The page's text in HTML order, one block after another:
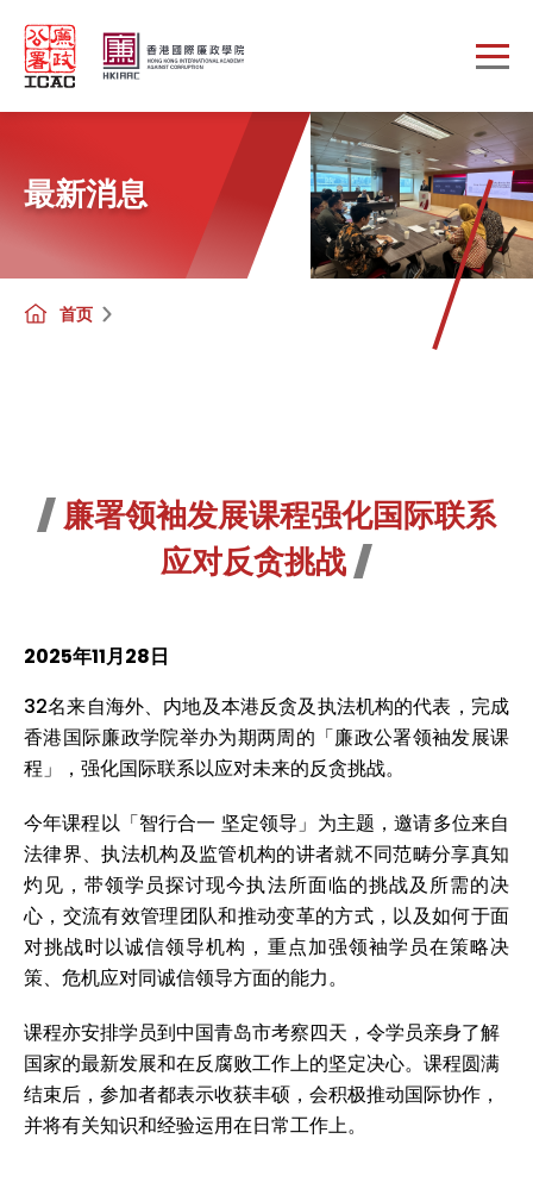
最新消息
首页
廉署领袖发展课程强化国际联系
应对反贪挑战
2025年11月28日
32名来自海外、内地及本港反贪及执法机构的代表，完成
香港国际廉政学院举办为期两周的「廉政公署领袖发展课
程」，强化国际联系以应对未来的反贪挑战。
今年课程以「智行合一 坚定领导」为主题，邀请多位来自
法律界、执法机构及监管机构的讲者就不同范畴分享真知
灼见，带领学员探讨现今执法所面临的挑战及所需的决
心，交流有效管理团队和推动变革的方式，以及如何于面
对挑战时以诚信领导机构，重点加强领袖学员在策略决
策、危机应对同诚信领导方面的能力。
课程亦安排学员到中国青岛市考察四天，令学员亲身了解
国家的最新发展和在反腐败工作上的坚定决心。课程圆满
结束后，参加者都表示收获丰硕，会积极推动国际协作，
并将有关知识和经验运用在日常工作上。